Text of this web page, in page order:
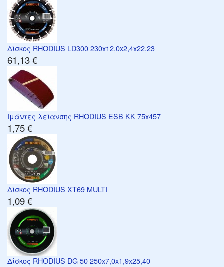
Δίσκος RHODIUS LD300 230x12,0x2,4x22,23
61,13 €
Ιμάντες λείανσης RHODIUS ESB KK 75x457
1,75 €
Δίσκος RHODIUS XT69 MULTI
1,09 €
Δίσκος RHODIUS DG 50 250x7,0x1,9x25,40